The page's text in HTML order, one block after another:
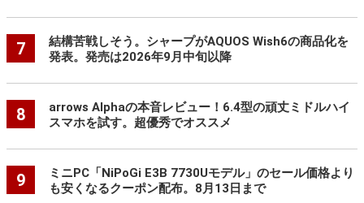
7
結構苦戦しそう。シャープがAQUOS Wish6の商品化を
発表。発売は2026年9月中旬以降
8
arrows Alphaの本音レビュー！6.4型の頑丈ミドルハイ
スマホを試す。超優秀でオススメ
9
ミニPC「NiPoGi E3B 7730Uモデル」のセール価格より
も安くなるクーポン配布。8月13日まで